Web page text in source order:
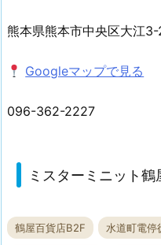
熊本県熊本市中央区大江
Googleマップで見る
096-362-2227
ミスターミニット鶴
鶴屋百貨店B2F 水道町電停